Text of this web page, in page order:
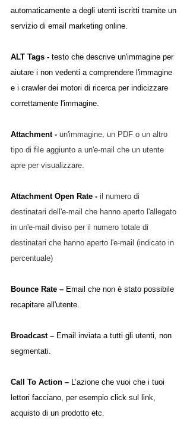
automaticamente a degli utenti iscritti tramite un
servizio di email marketing online.
ALT Tags - testo che descrive un'immagine per
aiutare i non vedenti a comprendere l'immagine
e i crawler dei motori di ricerca per indicizzare
correttamente l'immagine.
Attachment - un'immagine, un PDF o un altro
tipo di file aggiunto a un'e-mail che un utente
apre per visualizzare.
Attachment Open Rate - il numero di
destinatari dell'e-mail che hanno aperto l'allegato
in un'e-mail diviso per il numero totale di
destinatari che hanno aperto l'e-mail (indicato in
percentuale)
Bounce Rate – Email che non è stato possibile
recapitare all'utente.
Broadcast – Email inviata a tutti gli utenti, non
segmentati.
Call To Action – L’azione che vuoi che i tuoi
lettori facciano, per esempio click sul link,
acquisto di un prodotto etc.